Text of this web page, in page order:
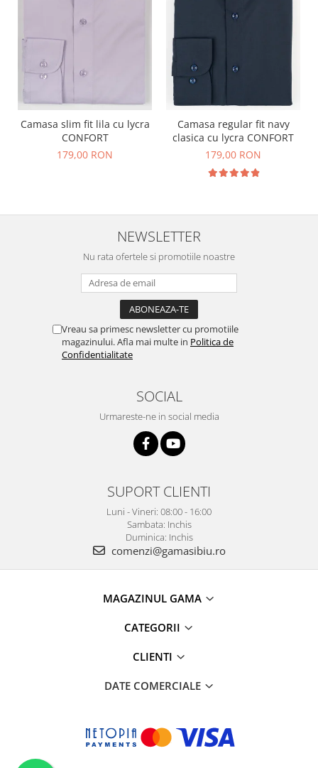
Camasa slim fit lila cu lycra
CONFORT
179,00 RON
Camasa regular fit navy
clasica cu lycra CONFORT
179,00 RON
NEWSLETTER
Nu rata ofertele si promotiile noastre
Vreau sa primesc newsletter cu promotiile
magazinului. Afla mai multe in Politica de
Confidentialitate
SOCIAL
Urmareste-ne in social media
SUPORT CLIENTI
Luni - Vineri: 08:00 - 16:00
Sambata: Inchis
Duminica: Inchis
comenzi@gamasibiu.ro
MAGAZINUL GAMA
CATEGORII
CLIENTI
DATE COMERCIALE